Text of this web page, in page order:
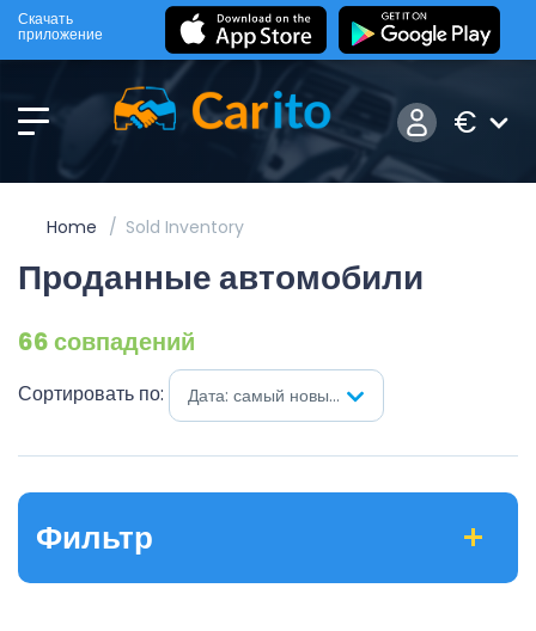
Скачать
приложение
€
Home Sold Inventory
Проданные автомобили
66 совпадений
Сортировать по: Дата: самый новый первый
Фильтр